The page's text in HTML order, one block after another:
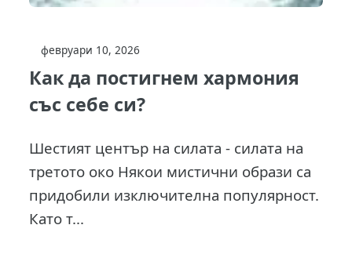
февруари 10, 2026
Как да постигнем хармония
със себе си?
Шестият център на силата - силата на
третото око Някои мистични образи са
придобили изключителна популярност.
Като т...